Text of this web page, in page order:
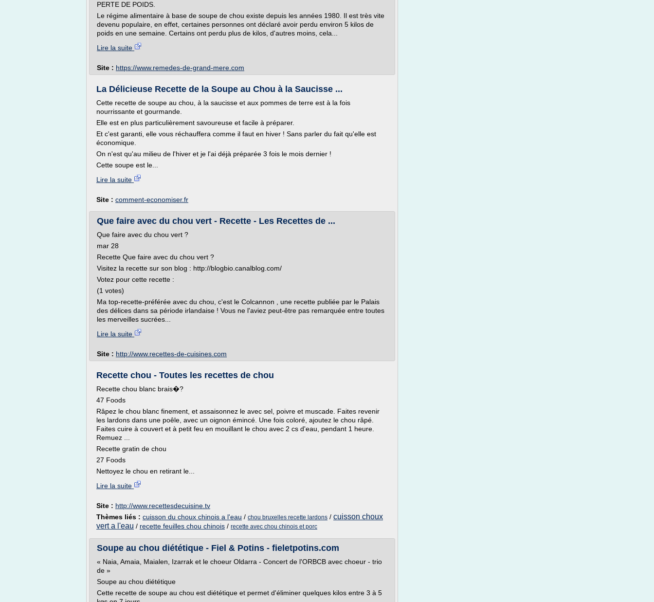
PERTE DE POIDS.
Le régime alimentaire à base de soupe de chou existe depuis les années 1980. Il est très vite
devenu populaire, en effet, certaines personnes ont déclaré avoir perdu environ 5 kilos de
poids en une semaine. Certains ont perdu plus de kilos, d'autres moins, cela...
Lire la suite
Site : https://www.remedes-de-grand-mere.com
La Délicieuse Recette de la Soupe au Chou à la Saucisse ...
Cette recette de soupe au chou, à la saucisse et aux pommes de terre est à la fois
nourrissante et gourmande.
Elle est en plus particulièrement savoureuse et facile à préparer.
Et c'est garanti, elle vous réchauffera comme il faut en hiver ! Sans parler du fait qu'elle est
économique.
On n'est qu'au milieu de l'hiver et je l'ai déjà préparée 3 fois le mois dernier !
Cette soupe est le...
Lire la suite
Site : comment-economiser.fr
Que faire avec du chou vert - Recette - Les Recettes de ...
Que faire avec du chou vert ?
mar 28
Recette Que faire avec du chou vert ?
Visitez la recette sur son blog : http://blogbio.canalblog.com/
Votez pour cette recette :
(1 votes)
Ma top-recette-préférée avec du chou, c'est le Colcannon , une recette publiée par le Palais
des délices dans sa période irlandaise ! Vous ne l'aviez peut-être pas remarquée entre toutes
les merveilles sucrées...
Lire la suite
Site : http://www.recettes-de-cuisines.com
Recette chou - Toutes les recettes de chou
Recette chou blanc brais�?
47 Foods
Râpez le chou blanc finement, et assaisonnez le avec sel, poivre et muscade. Faites revenir
les lardons dans une poêle, avec un oignon émincé. Une fois coloré, ajoutez le chou râpé.
Faites cuire à couvert et à petit feu en mouillant le chou avec 2 cs d'eau, pendant 1 heure.
Remuez ...
Recette gratin de chou
27 Foods
Nettoyez le chou en retirant le...
Lire la suite
Site : http://www.recettesdecuisine.tv
Thèmes liés : cuisson du choux chinois a l'eau / chou bruxelles recette lardons / cuisson choux
vert a l'eau / recette feuilles chou chinois / recette avec chou chinois et porc
Soupe au chou diététique - Fiel & Potins - fieletpotins.com
« Naia, Amaia, Maialen, Izarrak et le choeur Oldarra - Concert de l'ORBCB avec choeur - trio
de »
Soupe au chou diététique
Cette recette de soupe au chou est diététique et permet d'éliminer quelques kilos entre 3 à 5